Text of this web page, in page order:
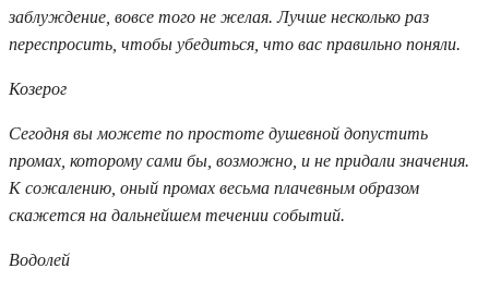
заблуждение, вовсе того не желая. Лучше несколько раз
переспросить, чтобы убедиться, что вас правильно поняли.
Козерог
Сегодня вы можете по простоте душевной допустить
промах, которому сами бы, возможно, и не придали значения.
К сожалению, оный промах весьма плачевным образом
скажется на дальнейшем течении событий.
Водолей